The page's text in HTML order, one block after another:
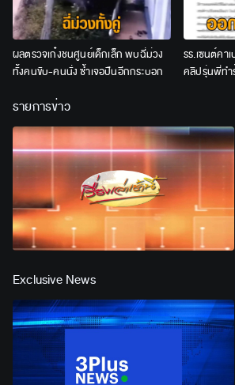
ผลตรวจเก๋งชนศูนย์เด็กเล็ก พบฉี่ม่วง
ทั้งคนขับ-คนนั่ง ซ้ำเจอปืนอีกกระบอก
รร.เซนต์คา
คลิปรุ่นพี่ท
รายการข่าว
Exclusive News